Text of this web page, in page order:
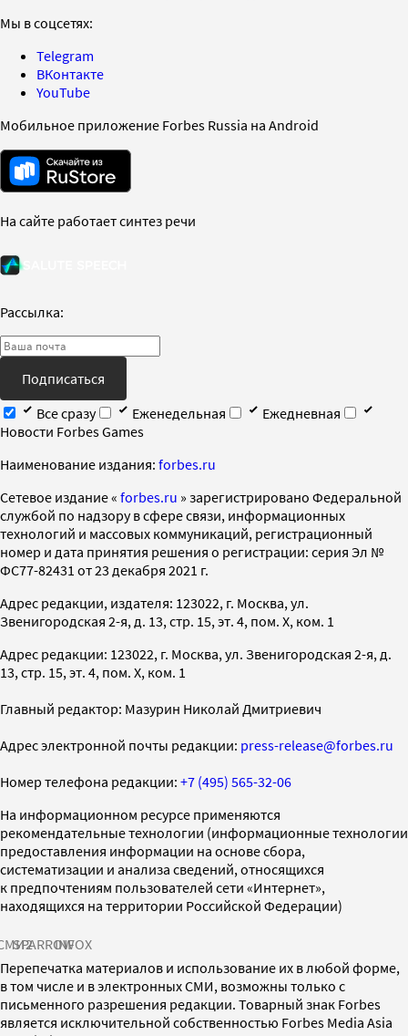
Мы в соцсетях:
Telegram
ВКонтакте
YouTube
Мобильное приложение Forbes Russia на Android
На сайте работает синтез речи
Рассылка:
Подписаться
Все сразу
Еженедельная
Ежедневная
Новости Forbes Games
Наименование издания: forbes.ru
Cетевое издание « forbes.ru » зарегистрировано Федеральной
службой по надзору в сфере связи, информационных
технологий и массовых коммуникаций, регистрационный
номер и дата принятия решения о регистрации: серия Эл №
ФС77-82431 от 23 декабря 2021 г.
Адрес редакции, издателя: 123022, г. Москва, ул.
Звенигородская 2-я, д. 13, стр. 15, эт. 4, пом. X, ком. 1
Адрес редакции: 123022, г. Москва, ул. Звенигородская 2-я, д.
13, стр. 15, эт. 4, пом. X, ком. 1
Главный редактор: Мазурин Николай Дмитриевич
Адрес электронной почты редакции: press-release@forbes.ru
Номер телефона редакции: +7 (495) 565-32-06
На информационном ресурсе применяются
рекомендательные технологии (информационные технологии
предоставления информации на основе сбора,
систематизации и анализа сведений, относящихся
к предпочтениям пользователей сети «Интернет»,
находящихся на территории Российской Федерации)
SPARROWINFOX
Перепечатка материалов и использование их в любой форме,
в том числе и в электронных СМИ, возможны только с
письменного разрешения редакции. Товарный знак Forbes
является исключительной собственностью Forbes Media Asia